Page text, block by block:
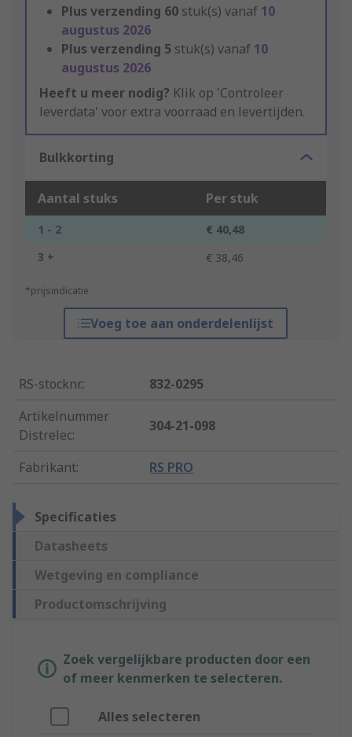
Plus verzending 60 stuk(s) vanaf 10
augustus 2026
Plus verzending 5 stuk(s) vanaf 10
augustus 2026
Heeft u meer nodig? Klik op 'Controleer
leverdata' voor extra voorraad en levertijden.
Bulkkorting
Aantal stuks Per stuk
1 - 2
€ 40,48
3 +
€ 38,46
*prijsindicatie
Voeg toe aan onderdelenlijst
RS-stocknr.:
832-0295
Artikelnummer
Distrelec:
304-21-098
Fabrikant: RS PRO
Specificaties
Datasheets
Wetgeving en compliance
Productomschrijving
Zoek vergelijkbare producten door een
of meer kenmerken te selecteren.
Alles selecteren